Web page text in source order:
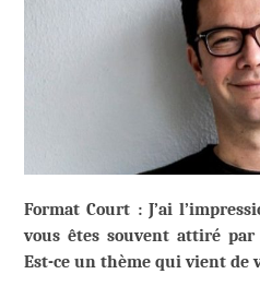
Format Court : J’ai
vous êtes souvent attiré
Est-ce un thème qui vient de